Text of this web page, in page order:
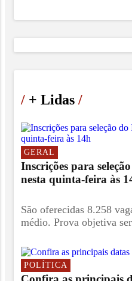
/ + Lidas /
GERAL
Inscrições para
nesta quinta-feira às
São oferecidas 8.258
médio. Prova objetiva
POLÍTICA